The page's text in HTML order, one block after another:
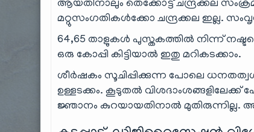
ആയതിനാലും തെക്കോട്ട് ചന്ദ്രക്കല
മറ്റുസംഗതികൾക്കോ ചന്ദ്രക്കല ഇല്ല.
64,65 താളുകൾ പുസ്തകത്തിൽ നിന്ന്
ഒരു കോപ്പി കിട്ടിയാൽ ഇതു മറികടക്കാം.
ശീർഷകം സൂചിപ്പിക്കുന്ന പോലെ
ഉള്ളടക്കം. കൂടുതൽ
ജ്ഞാനം കുറയായതിനാൽ മുതിരുന്നില്ല.